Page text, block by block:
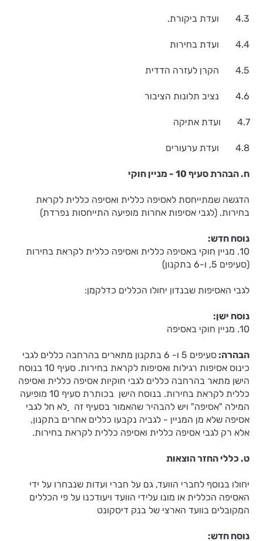
4.3 ועדת ביקורת.
4.4 ועדת בחירות
4.5 הקרן לעזרה הדדית
4.6 נציב תלונות הציבור
4.7 ועדת אתיקה
4.8 ועדת ערעורים
ח. הבהרת סעיף 10 - מניין חוקי
הדגשה שמתייחסת לאסיפה כללית ואסיפה כללית לקראת
בחירות. (לגבי אסיפות אחרות מופיעה התייחסות נפרדת)
נוסח חדש:
10. מניין חוקי באסיפה כללית ואסיפה כללית לקראת בחירות
(סעיפים 5, ו-6 בתקנון)
לגבי האסיפות שבנדון יחולו הכללים כדלקמן:
נוסח ישן:
10. מניין חוקי באסיפה
הבהרה:
סעיפים 5 ו- 6 בתקנון מתארים בהרחבה כללים לגבי
כינוס אסיפות רגילות ואסיפות לקראת בחירות. סעיף 10 בנוסח
הישן מתאר בהרחבה כללים לגבי חוקיות אסיפה כללית ואסיפה
כללית לקראת בחירות. בנוסח הישן בכותרת סעיף 10 מופיעה
המילה "אסיפה" ויש להבהיר שהאמור בסעיף זה
לא חל לגבי
אסיפה שלא מן המניין - לגביה נקבעו כללים אחרים בתקנון,
אלא רק לגבי אסיפה כללית ואסיפה כללית לקראת בחירות.
ט. כללי החזר הוצאות
יחולו בנוסף לחברי הוועד, גם על חברי ועדות שנבחרו על ידי
האסיפה הכללית או מונו עלידי הוועד ויעודכנו על פי הכללים
המקובלים בוועד הארצי של בנק דיסקונט
נוסח חדש: